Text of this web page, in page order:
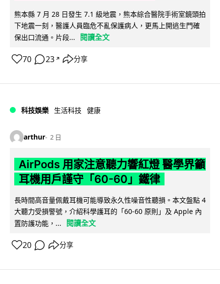
熊本縣 7 月 28 日發生 7.1 級地震，熊本綜合醫院手術室鏡頭拍
下地震一刻，醫護人員臨危不亂保護病人，更馬上開逃生門確
保出口流通。片段...
閱讀全文
70 23 ↗ 分享
科技娛樂 生活科技 健康
arthur 2 日
AirPods 用家注意聽力響紅燈 醫學界籲
耳機用戶謹守「60-60」鐵律
長時間高音量佩戴耳機可能導致永久性噪音性聽損。本文盤點 4
大聽力受損警號，介紹科學護耳的「60-60 原則」及 Apple 內
置防護功能，...
閱讀全文
20 分享